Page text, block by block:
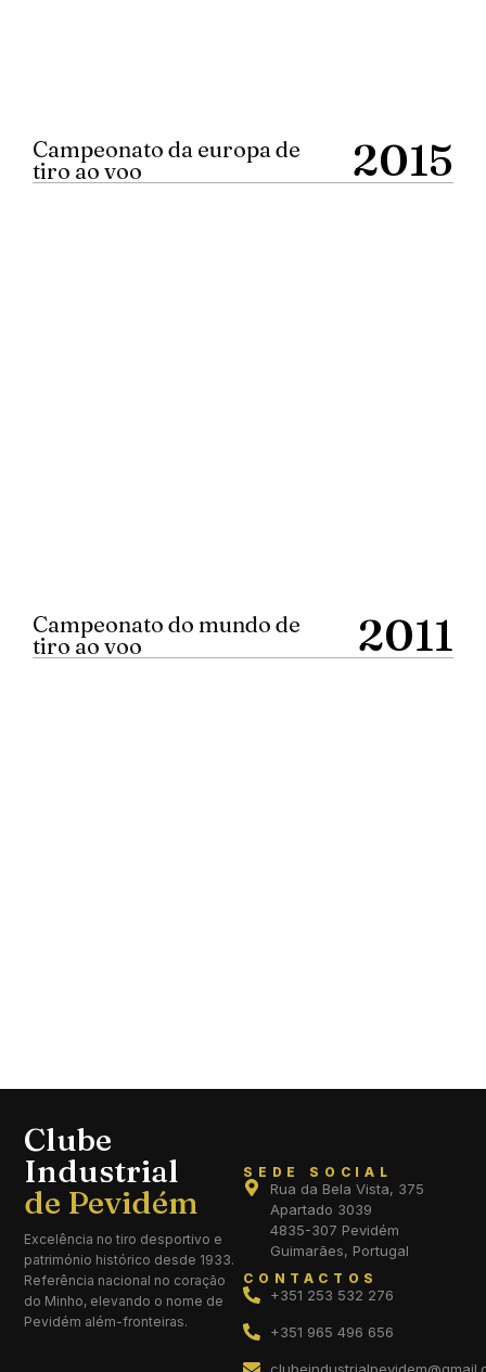
Campeonato da europa de
tiro ao voo
2015
Campeonato do mundo de
tiro ao voo
2011
Clube
Industrial
Excelência no tiro desportivo e
património histórico desde 1933.
Referência nacional no coração
do Minho, elevando o nome de
Pevidém além-fronteiras.
SEDE SOCIAL
Rua da Bela Vista, 375
Apartado 3039
4835-307 Pevidém
Guimarães, Portugal
CONTACTOS
+351 253 532 276
+351 965 496 656